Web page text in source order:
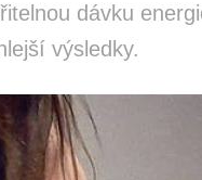
dávku
výsledky.